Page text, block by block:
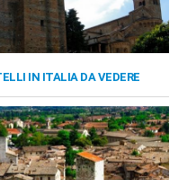
IN ITALIA DA VEDERE